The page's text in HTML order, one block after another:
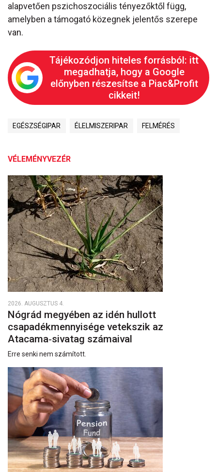
alapvetően pszichoszociális tényezőktől függ,
amelyben a támogató közegnek jelentős szerepe
van.
Tájékozódjon hiteles forrásból: itt
megadhatja, hogy a Google
előnyben részesítse a Piac&Profit
cikkeit!
EGÉSZSÉGIPAR ÉLELMISZERIPAR FELMÉRÉS
VÉLEMÉNYVEZÉR
2026. AUGUSZTUS 4.
Nógrád megyében az idén hullott
csapadékmennyisége vetekszik az
Atacama‑sivatag számaival
Erre senki nem számított.